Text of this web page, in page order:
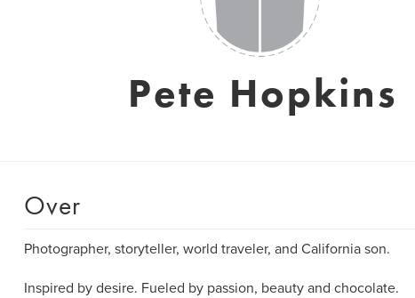
Pete Hopkins
Over
Photographer, storyteller, world traveler, and California son.
Inspired by desire. Fueled by passion, beauty and chocolate.